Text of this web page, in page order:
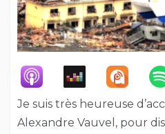
Je suis très heureuse
Alexandre Vauvel, pour